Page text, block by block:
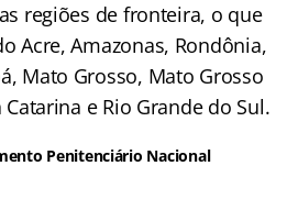
regiões de fronteira, o que
Acre, Amazonas, Rondônia,
Mato Grosso, Mato Grosso
e Rio Grande do Sul.
Penitenciário Nacional